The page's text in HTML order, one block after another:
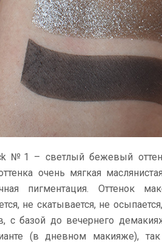
№1 – светлый бежевый
очень мягкая
пигментация. Оттенок
не скатывается, не
с базой до вечернего
(в дневном макияже),